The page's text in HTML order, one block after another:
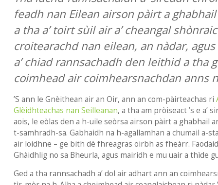
feadh nan Eilean airson pàirt a
a tha a’ toirt sùil air a’ cheangal
croitearachd nan eilean, an nàdar,
a’ chiad rannsachadh den leithid a tha
coimhead air coimhearsnachdan anns
’S ann le Gnèithean air an Oir, ann an com-pàirteachas ri
Glèidhteachas nan Seilleanan, a tha am pròiseact ’s e a’
aois, le eòlas den a h-uile seòrsa airson pàirt a ghabhail
t-samhradh-sa. Gabhaidh na h-agallamhan a chumail a-
air loidhne – ge bith dè fhreagras oirbh as fheàrr.
Ghàidhlig no sa Bheurla, agus mairidh e mu uair a thìde
Ged a tha rannsachadh a’ dol air adhart ann an